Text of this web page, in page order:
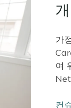
가
여
컨